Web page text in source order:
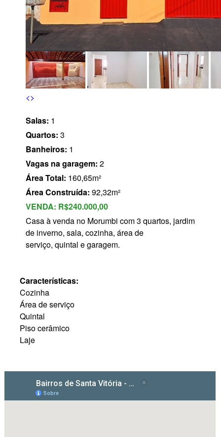
<>
Salas: 1
Quartos: 3
Banheiros: 1
Vagas na garagem: 2
Área Total: 160,65m²
Área Construída: 92,32m²
VENDA: R$240.000,00
Casa à venda no Morumbi com 3 quartos, jardim
de inverno, sala, cozinha, área de
serviço, quintal e garagem.
Características:
Cozinha
Área de serviço
Quintal
Piso cerâmico
Laje